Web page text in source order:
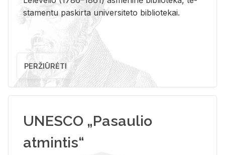
sta­men­tu pa­skir­ta uni­ver­si­te­to bi­b­lio­te­kai.
PERŽIŪRĖTI
UNESCO „Pasaulio
atmintis“